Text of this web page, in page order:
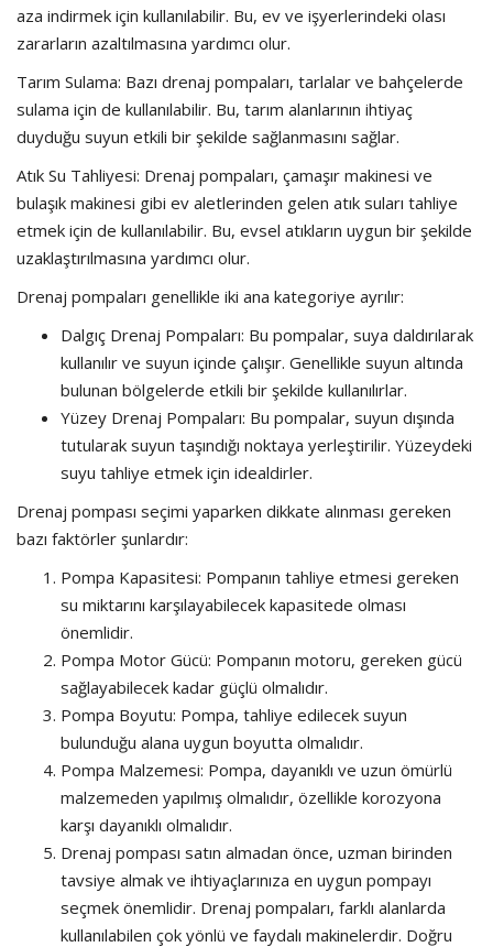
aza indirmek için kullanılabilir. Bu, ev ve işyerlerindeki olası
zararların azaltılmasına yardımcı olur.
Tarım Sulama: Bazı drenaj pompaları, tarlalar ve bahçelerde
sulama için de kullanılabilir. Bu, tarım alanlarının ihtiyaç
duyduğu suyun etkili bir şekilde sağlanmasını sağlar.
Atık Su Tahliyesi: Drenaj pompaları, çamaşır makinesi ve
bulaşık makinesi gibi ev aletlerinden gelen atık suları tahliye
etmek için de kullanılabilir. Bu, evsel atıkların uygun bir şekilde
uzaklaştırılmasına yardımcı olur.
Drenaj pompaları genellikle iki ana kategoriye ayrılır:
Dalgıç Drenaj Pompaları: Bu pompalar, suya daldırılarak
kullanılır ve suyun içinde çalışır. Genellikle suyun altında
bulunan bölgelerde etkili bir şekilde kullanılırlar.
Yüzey Drenaj Pompaları: Bu pompalar, suyun dışında
tutularak suyun taşındığı noktaya yerleştirilir. Yüzeydeki
suyu tahliye etmek için idealdirler.
Drenaj pompası seçimi yaparken dikkate alınması gereken
bazı faktörler şunlardır:
Pompa Kapasitesi: Pompanın tahliye etmesi gereken
su miktarını karşılayabilecek kapasitede olması
önemlidir.
Pompa Motor Gücü: Pompanın motoru, gereken gücü
sağlayabilecek kadar güçlü olmalıdır.
Pompa Boyutu: Pompa, tahliye edilecek suyun
bulunduğu alana uygun boyutta olmalıdır.
Pompa Malzemesi: Pompa, dayanıklı ve uzun ömürlü
malzemeden yapılmış olmalıdır, özellikle korozyona
karşı dayanıklı olmalıdır.
Drenaj pompası satın almadan önce, uzman birinden
tavsiye almak ve ihtiyaçlarınıza en uygun pompayı
seçmek önemlidir. Drenaj pompaları, farklı alanlarda
kullanılabilen çok yönlü ve faydalı makinelerdir. Doğru